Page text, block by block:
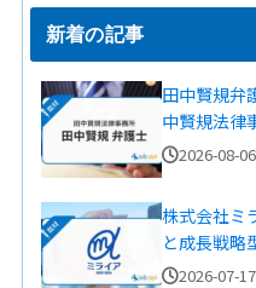
新着の記事
田中賢規弁
中賢規法律
2026-08-06
株式会社ミ
と成長戦略
2026-07-17